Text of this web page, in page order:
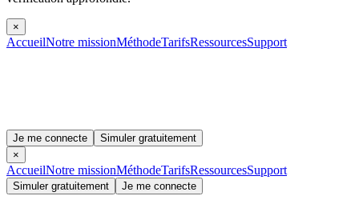
×
AccueilNotre missionMéthodeTarifsRessourcesSupport
Je me connecte
Simuler gratuitement
×
AccueilNotre missionMéthodeTarifsRessourcesSupport
Simuler gratuitement Je me connecte